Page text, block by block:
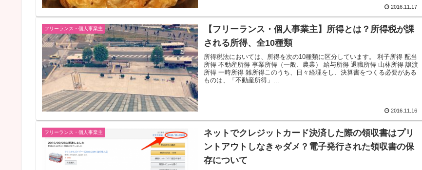
2016.11.17
フリーランス・個人事業主
【フリーランス・個人事業主】所得とは？所得税が課
される所得、全10種類
所得税法においては、所得を次の10種類に区分しています。 利子所得 配当
所得 不動産所得 事業所得（一般、農業） 給与所得 退職所得 山林所得 譲渡
所得 一時所得 雑所得このうち、日々経理をし、決算書をつくる必要がある
ものは、「不動産所得」...
2016.11.16
フリーランス・個人事業主
ネットでクレジットカード決済した際の領収書はプリ
ントアウトしなきゃダメ？電子発行された領収書の保
存について